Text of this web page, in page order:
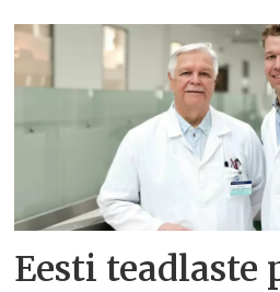
Eesti teadlaste